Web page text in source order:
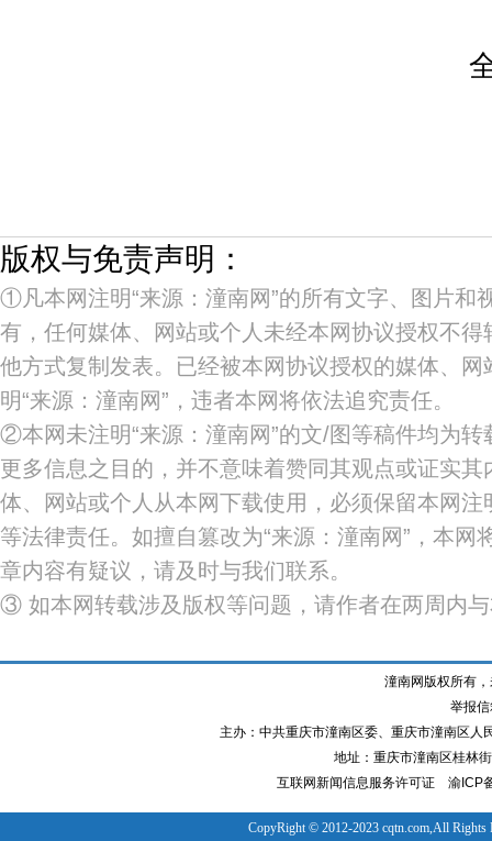
版权与免责声明：
①凡本网注明“来源：潼南网”的所有文字、图片和
有，任何媒体、网站或个人未经本网协议授权不
他方式复制发表。已经被本网协议授权的媒体、
明“来源：潼南网”，违者本网将依法追究责任。
②本网未注明“来源：潼南网”的文/图等稿件均为
更多信息之目的，并不意味着赞同其观点或证实
体、网站或个人从本网下载使用，必须保留本网注
等法律责任。如擅自篡改为“来源：潼南网”，本网
章内容有疑议，请及时与我们联系。
③ 如本网转载涉及版权等问题，请作者在两周内
潼南网版权所有
举报
主办：中共重庆市潼南区委、重庆市潼南区
地址：重庆市潼南区桂林
互联网新闻信息服务许可证
渝ICP
CopyRight © 2012-2023 cqtn.com,All Rights